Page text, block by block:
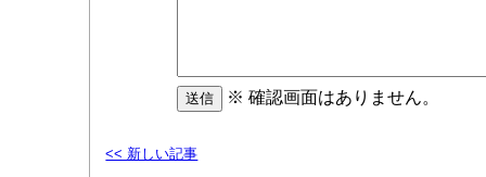
※ 確認画面はありません。
<< 新しい記事